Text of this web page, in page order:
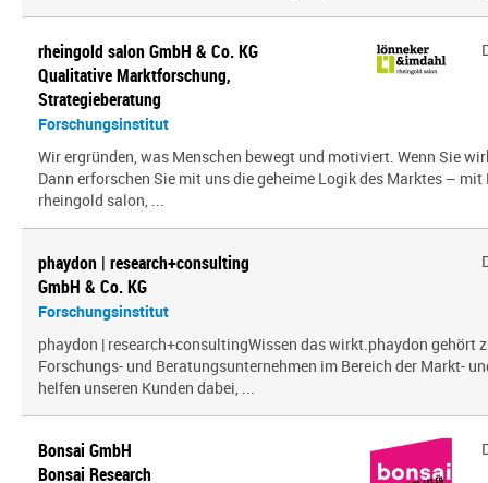
rheingold salon GmbH & Co. KG
Qualitative Marktforschung,
Strategieberatung
Forschungsinstitut
Wir ergründen, was Menschen bewegt und motiviert. Wenn Sie
Dann erforschen Sie mit uns die geheime Logik des Marktes –
rheingold salon, ...
phaydon | research+consulting
GmbH & Co. KG
Forschungsinstitut
phaydon | research+consultingWissen das wirkt.phaydon gehört
Forschungs- und Beratungsunternehmen im Bereich der Markt-
helfen unseren Kunden dabei, ...
Bonsai GmbH
Bonsai Research